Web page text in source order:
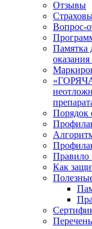
Отзывы
Вопрос-
Памятка
Порядок
Правило
Как